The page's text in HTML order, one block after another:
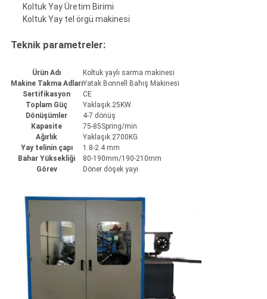
Koltuk Yay Üretim Birimi
Koltuk Yay tel örgü makinesi
Teknik parametreler:
Ürün Adı
Koltuk yaylı sarma makinesi
Makine Takma AdlarıYatak Bonnell Bahış Makinesi
Sertifikasyon
CE
Toplam Güç
Yaklaşık.25KW.
Dönüşümler
4-7 dönüş
Kapasite
75-85Spring/min
Ağırlık
Yaklaşık.2700KG.
Yay telinin çapı
1.8-2.4 mm
Bahar Yüksekliği
80-190mm/190-210mm
Görev
Döner döşek yayı